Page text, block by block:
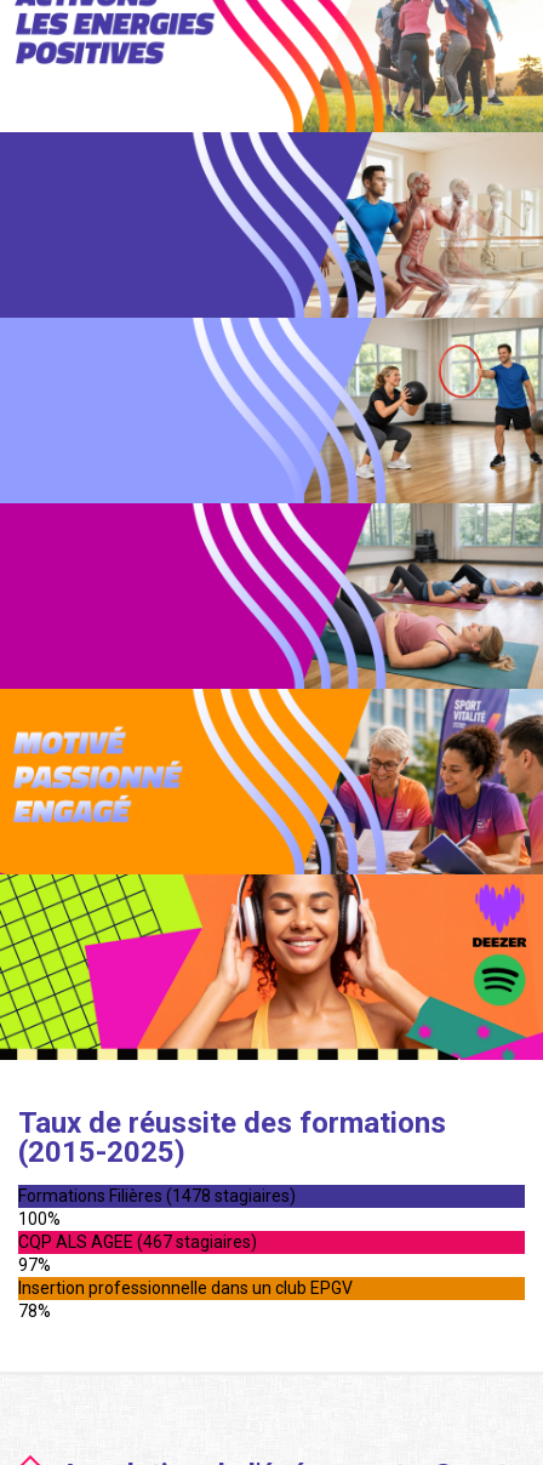
Taux de réussite des formations
(2015-2025)
Formations Filières (1478 stagiaires)
100%
CQP ALS AGEE (467 stagiaires)
97%
Insertion professionnelle dans un club EPGV
78%